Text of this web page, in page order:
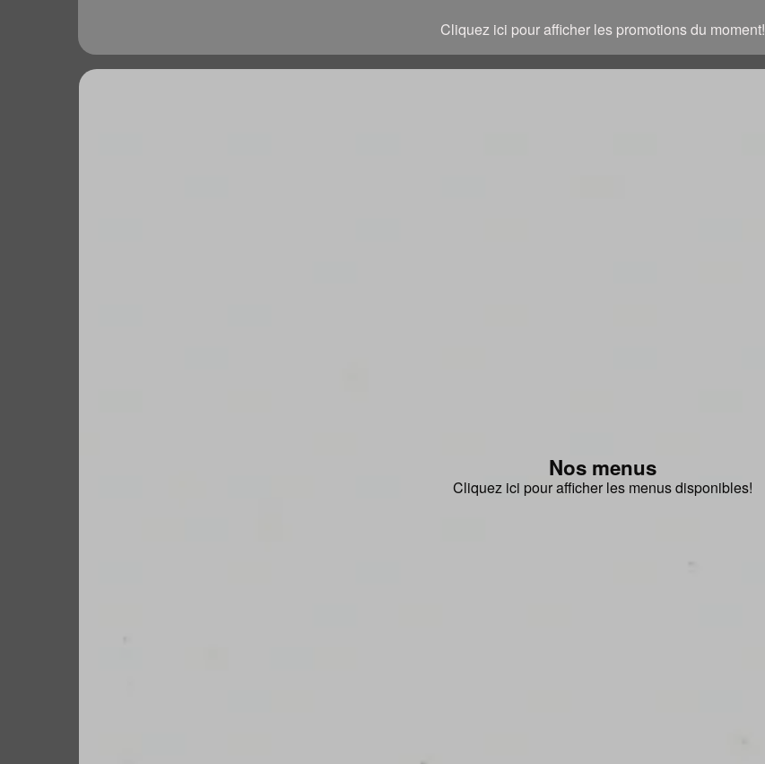
Cliquez ici pour afficher les promotions du moment!
Nos menus
Cliquez ici pour afficher les menus disponibles!